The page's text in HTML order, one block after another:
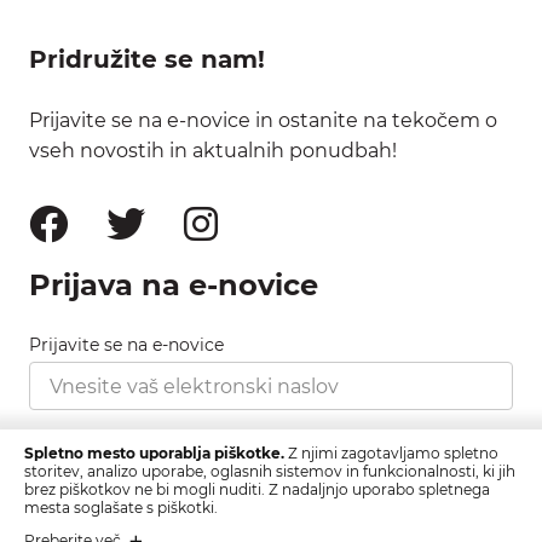
Pridružite se nam!
Prijavite se na e-novice in ostanite na tekočem o
vseh novostih in aktualnih ponudbah!
Prijava na e-novice
Prijavite se na e-novice
Strinjam se s pravilnikom zasebnosti, ki ga najdete
tukaj.
Spletno mesto uporablja piškotke. Z njimi zagotavljamo spletno
storitev, analizo uporabe, oglasnih sistemov in funkcionalnosti, ki jih
brez piškotkov ne bi mogli nuditi. Z nadaljnjo uporabo spletnega
mesta soglašate s piškotki.